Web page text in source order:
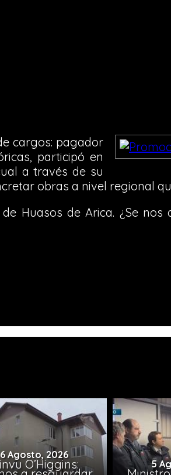
cargos: pagador
participó en
a través de su
obras a nivel regional
Huasos de Arica. ¿Se
6 Agosto, 2026
O’Higgins: 5